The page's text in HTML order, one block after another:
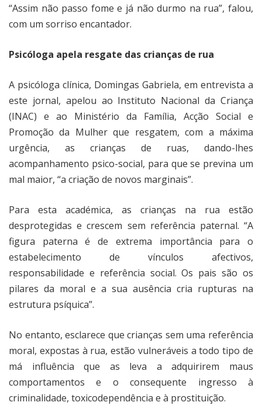
“Assim não passo fome e já não durmo na rua”, falou,
com um sorriso encantador.
Psicóloga apela resgate das crianças de rua
A psicóloga clínica, Domingas Gabriela, em entrevista a
este jornal, apelou ao Instituto Nacional da Criança
(INAC) e ao Ministério da Família, Acção Social e
Promoção da Mulher que resgatem, com a máxima
urgência, as crianças de ruas, dando-lhes
acompanhamento psico-social, para que se previna um
mal maior, “a criação de novos marginais”.
Para esta académica, as crianças na rua estão
desprotegidas e crescem sem referência paternal. “A
figura paterna é de extrema importância para o
estabelecimento de vínculos afectivos,
responsabilidade e referência social. Os pais são os
pilares da moral e a sua ausência cria rupturas na
estrutura psíquica”.
No entanto, esclarece que crianças sem uma referência
moral, expostas à rua, estão vulneráveis a todo tipo de
má influência que as leva a adquirirem maus
comportamentos e o consequente ingresso à
criminalidade, toxicodependência e à prostituição.